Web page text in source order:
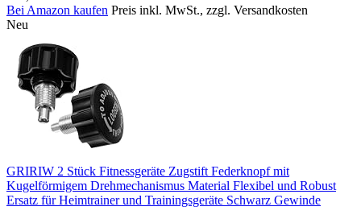
Bei Amazon kaufen Preis inkl. MwSt., zzgl. Versandkosten
Neu
GRIRIW 2 Stück Fitnessgeräte Zugstift Federknopf mit
Kugelförmigem Drehmechanismus Material Flexibel und Robust
Ersatz für Heimtrainer und Trainingsgeräte Schwarz Gewinde